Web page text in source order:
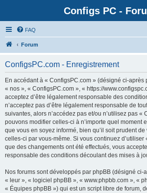
Configs PC -
FAQ
Forum
ConfigsPC.com - Enregistrement
En accédant à « ConfigsPC.com » (désigné ci-après
« nos », « ConfigsPC.com », « https://
acceptez d’être légalement responsable des
n’acceptez pas d’être légalement responsable de
suivantes, alors n’accédez pas et/ou n’utilisez pas «
pouvons modifier celles-ci à n’importe quel moment
que vous en soyez informé, bien qu’il soit prudent
celles-ci par vous-même. Si vous continuez d’utiliser
que des changements ont été effectués, vous
responsable des conditions découlant des mises à
Nos forums sont développés par phpBB (désigné ci-
« leur », « logiciel phpBB », « www.phpbb.com », «
« Équipes phpBB ») qui est un script libre de forum,